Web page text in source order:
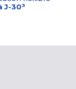
J-30³